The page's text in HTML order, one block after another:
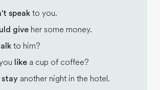
speak to you.
give her some money.
to him?
like a cup of coffee?
another night in the hotel.